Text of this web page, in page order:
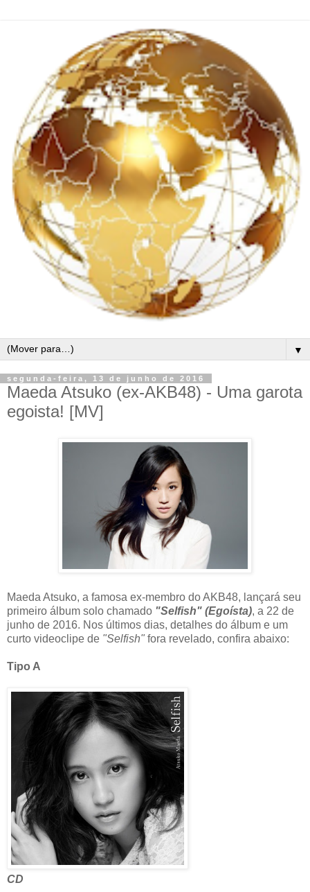
▼
segunda-feira, 13 de junho de 2016
Maeda Atsuko (ex-AKB48) - Uma garota
egoista! [MV]
Maeda Atsuko, a famosa ex-membro do AKB48, lançará seu
primeiro álbum solo chamado "Selfish" (Egoísta), a 22 de
junho de 2016. Nos últimos dias, detalhes do álbum e um
curto videoclipe de "Selfish" fora revelado, confira abaixo:
Tipo A
CD